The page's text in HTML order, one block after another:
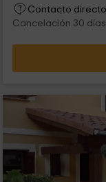
Contacto directo
Cancelación 30